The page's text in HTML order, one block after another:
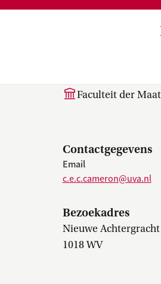
projecten
Facultair strategisch plan,
Wetsvoorstel
Faculteit der
Contactgegevens
Email
c.e.c.cameron@uva.nl
Bezoekadres
Nieuwe Achtergracht
1018 WV